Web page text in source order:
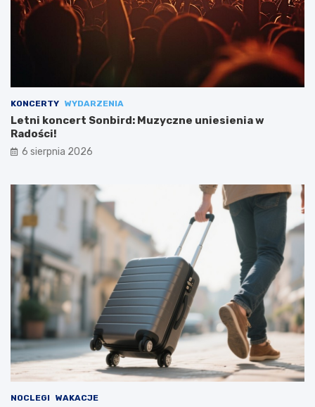
KONCERTY WYDARZENIA
Letni koncert Sonbird: Muzyczne uniesienia w
Radości!
6 sierpnia 2026
NOCLEGI WAKACJE